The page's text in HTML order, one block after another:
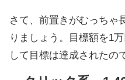
さて、前置きがむっちゃ
りましょう。目標額を1
して目標は達成されたの